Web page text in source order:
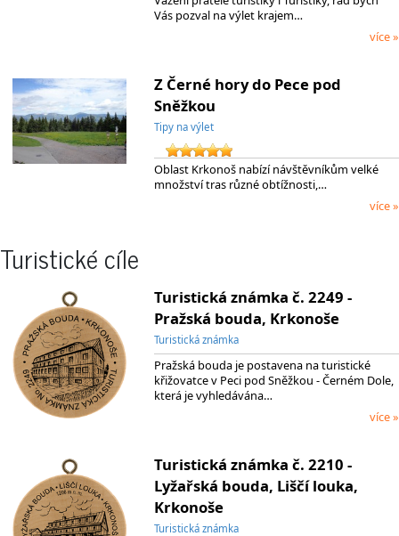
Vás pozval na výlet krajem…
více »
Z Černé hory do Pece pod
Sněžkou
Tipy na výlet
Oblast Krkonoš nabízí návštěvníkům velké
množství tras různé obtížnosti,…
více »
Turistické cíle
Turistická známka č. 2249 -
Pražská bouda, Krkonoše
Turistická známka
Pražská bouda je postavena na turistické
křižovatce v Peci pod Sněžkou - Černém Dole,
která je vyhledávána…
více »
Turistická známka č. 2210 -
Lyžařská bouda, Liščí louka,
Krkonoše
Turistická známka